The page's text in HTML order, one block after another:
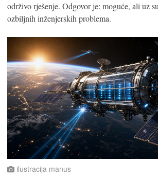
održivo rješenje. Odgovor je: moguće, ali uz
ozbiljnih inženjerskih problema.
ilustracija manus